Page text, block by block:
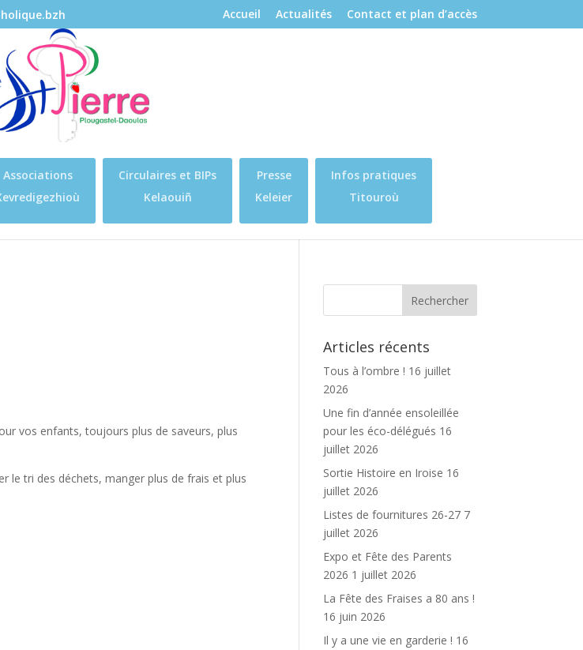
Accueil Actualités Contact et plan d’accès
Associations
Circulaires et BIPs
Kelaouiñ
Presse
Keleier
Infos pratiques
Titouroù
vos enfants, toujours plus de saveurs, plus
le tri des déchets, manger plus de frais et plus
Articles récents
Tous à l’ombre ! 16 juillet
2026
Une fin d’année ensoleillée
pour les éco-délégués 16
juillet 2026
Sortie Histoire en Iroise 16
juillet 2026
Listes de fournitures 26-27 7
juillet 2026
Expo et Fête des Parents
2026 1 juillet 2026
La Fête des Fraises a 80 ans !
16 juin 2026
Il y a une vie en garderie ! 16